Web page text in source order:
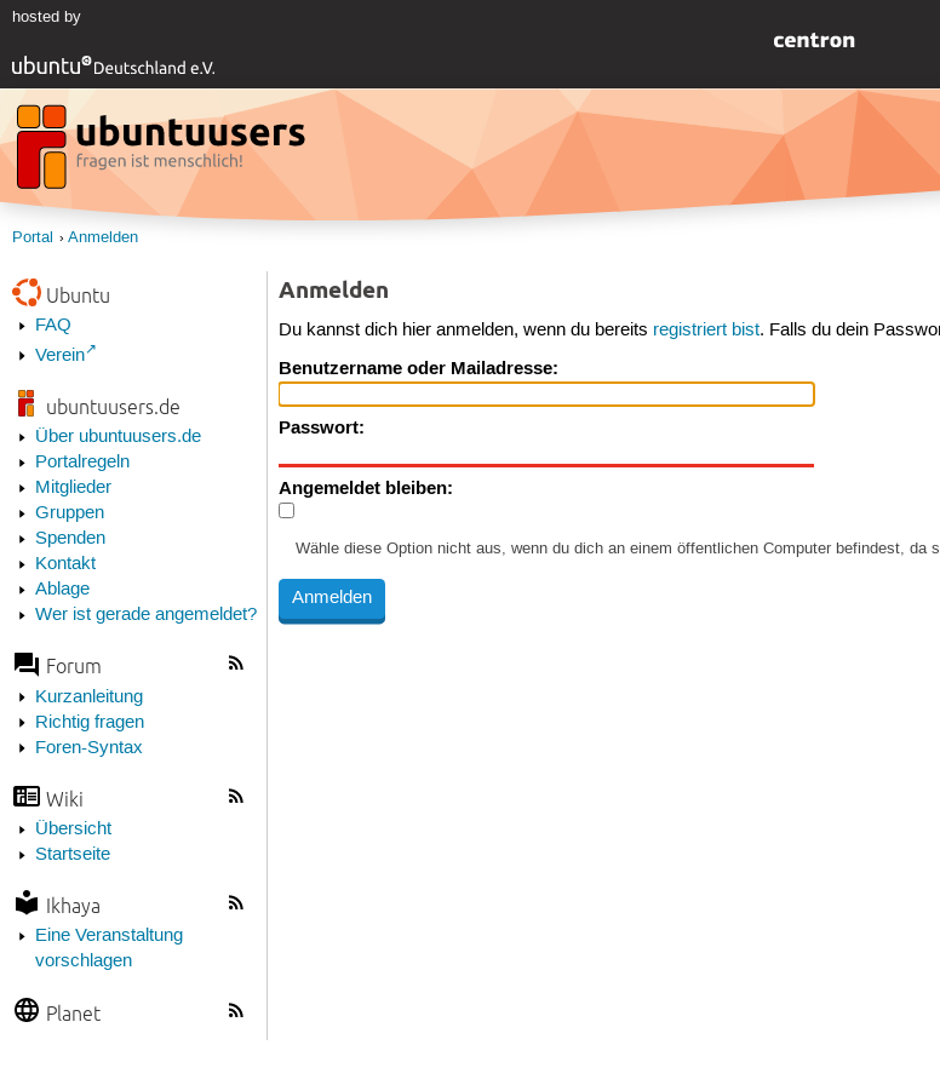
hosted by
Portal Anmelden
Ubuntu
FAQ
Verein
ubuntuusers.de
Über ubuntuusers.de
Portalregeln
Mitglieder
Gruppen
Spenden
Kontakt
Ablage
Wer ist gerade angemeldet?
Forum
Kurzanleitung
Richtig fragen
Foren-Syntax
Wiki
Übersicht
Startseite
Ikhaya
Eine Veranstaltung
vorschlagen
Planet
Anmelden
Du kannst dich hier anmelden, wenn du bereits registriert bist. Falls du dein
Benutzername oder Mailadresse:
Passwort:
Angemeldet bleiben:
Wähle diese Option nicht aus, wenn du dich an einem öffentlichen Computer befindest,